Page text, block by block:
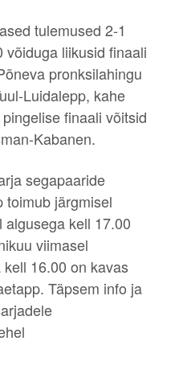
tulemused 2-1
võiduga liikusid finaali
pronksilahingu
Luidalepp, kahe
finaali võitsid
Kabanen.
segapaaride
toimub järgmisel
kell 17.00
viimasel
16.00 on kavas
Täpsem info ja